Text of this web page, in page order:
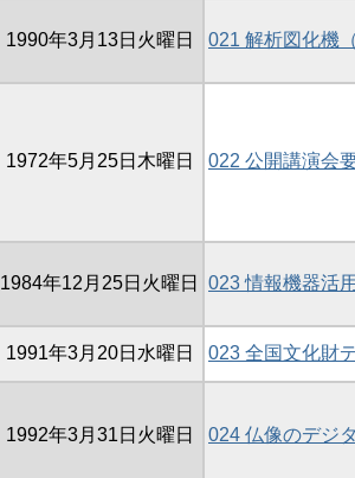
1990年3月13日火曜日 021 解析図化機
1972年5月25日木曜日 022 公開講演会
1984年12月25日火曜日 023 情報機器活
1991年3月20日水曜日 023 全国文化財
1992年3月31日火曜日 024 仏像のデジ